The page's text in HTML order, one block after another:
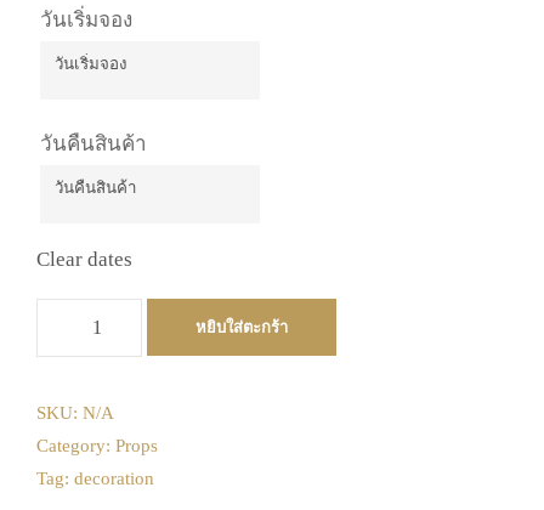
วันเริ่มจอง
วันคืนสินค้า
Clear dates
น
ห
หยิบใส่ตะกร้า
SKU: N/A
Category: Props
Tag: decoration